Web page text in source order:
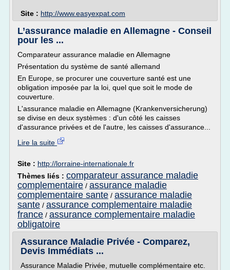
Site : http://www.easyexpat.com
L’assurance maladie en Allemagne - Conseil
pour les ...
Comparateur assurance maladie en Allemagne
Présentation du système de santé allemand
En Europe, se procurer une couverture santé est une
obligation imposée par la loi, quel que soit le mode de
couverture.
L'assurance maladie en Allemagne (Krankenversicherung)
se divise en deux systèmes : d'un côté les caisses
d'assurance privées et de l'autre, les caisses d'assurance...
Lire la suite
Site : http://lorraine-internationale.fr
Thèmes liés : comparateur assurance maladie
complementaire / assurance maladie
complementaire sante / assurance maladie
sante / assurance complementaire maladie
france / assurance complementaire maladie
obligatoire
Assurance Maladie Privée - Comparez,
Devis Immédiats ...
Assurance Maladie Privée, mutuelle complémentaire etc.